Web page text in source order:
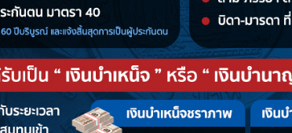
ากประกันสังคม
พื่อเป็นหลักประกันว่าผู้ประกันตนที่มีอายุ